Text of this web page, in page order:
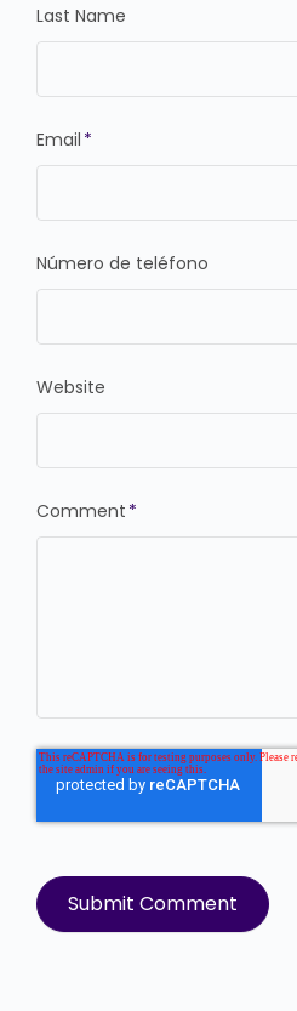
Last Name
Email *
Número de teléfono
Website
Comment *